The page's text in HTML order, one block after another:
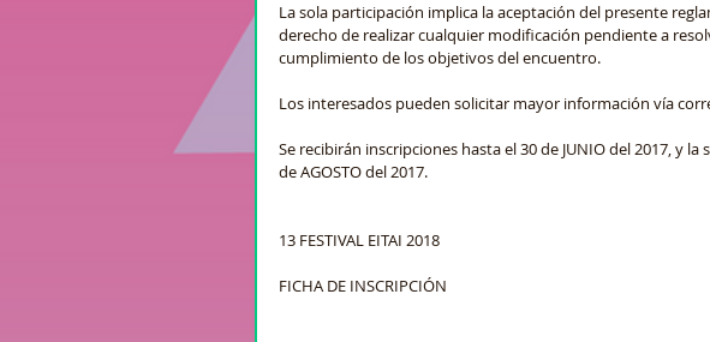
La sola participación implica la aceptación del presente
derecho de realizar cualquier modificación pendiente a
cumplimiento de los objetivos del encuentro.
Los interesados pueden solicitar mayor información vía
Se recibirán inscripciones hasta el 30 de JUNIO del 2017, y
de AGOSTO del 2017.
13 FESTIVAL EITAI 2018
FICHA DE INSCRIPCIÓN